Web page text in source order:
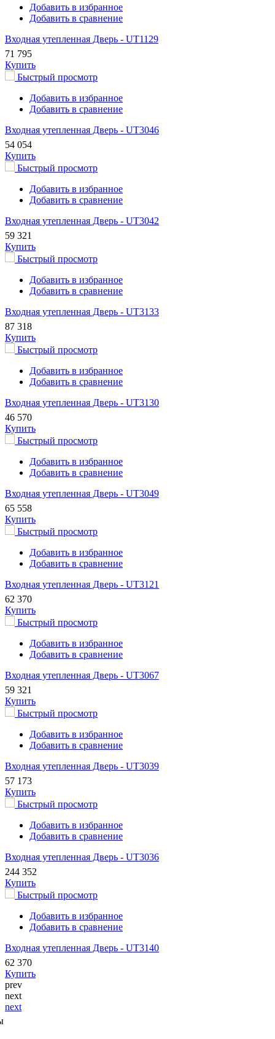
Добавить в избранное
Добавить в сравнение
Входная утепленная Дверь - UT1129
71 795
Купить
Быстрый просмотр
Добавить в избранное
Добавить в сравнение
Входная утепленная Дверь - UT3046
54 054
Купить
Быстрый просмотр
Добавить в избранное
Добавить в сравнение
Входная утепленная Дверь - UT3042
59 321
Купить
Быстрый просмотр
Добавить в избранное
Добавить в сравнение
Входная утепленная Дверь - UT3133
87 318
Купить
Быстрый просмотр
Добавить в избранное
Добавить в сравнение
Входная утепленная Дверь - UT3130
46 570
Купить
Быстрый просмотр
Добавить в избранное
Добавить в сравнение
Входная утепленная Дверь - UT3049
65 558
Купить
Быстрый просмотр
Добавить в избранное
Добавить в сравнение
Входная утепленная Дверь - UT3121
62 370
Купить
Быстрый просмотр
Добавить в избранное
Добавить в сравнение
Входная утепленная Дверь - UT3067
59 321
Купить
Быстрый просмотр
Добавить в избранное
Добавить в сравнение
Входная утепленная Дверь - UT3039
57 173
Купить
Быстрый просмотр
Добавить в избранное
Добавить в сравнение
Входная утепленная Дверь - UT3036
244 352
Купить
Быстрый просмотр
Добавить в избранное
Добавить в сравнение
Входная утепленная Дверь - UT3140
62 370
Купить
prev
next
next